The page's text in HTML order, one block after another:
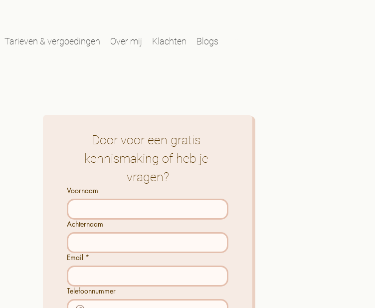
Tarieven & vergoedingen Over mij Klachten Blogs
Door voor een gratis
kennismaking of heb je
vragen?
Voornaam
Achternaam
Email *
Telefoonnummer